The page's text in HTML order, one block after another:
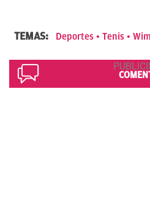
TEMAS: Deportes Tenis